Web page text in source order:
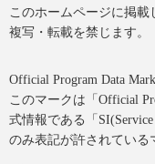
このホームページに掲
複写・転載を禁じます。
Official Program Data
このマークは「Official
式情報である「
のみ表記が許されている